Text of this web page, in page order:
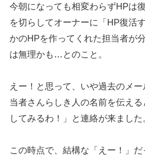
今朝になっても相変わらずHPは
を切らしてオーナーに「HP復活
かのHPを作ってくれた担当者が
は無理かも…とのこと。
えー！と思って、いや過去のメ
当者さんらしき人の名前を伝え
してみるわ！」と連絡が来ました
この時点で、結構な「えー！」